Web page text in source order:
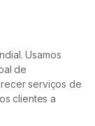
Usamos
de
serviços de
clientes a